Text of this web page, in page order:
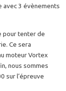
avec 3 évènements
pour tenter de
Ce sera
moteur Vortex
nous sommes
sur l’épreuve